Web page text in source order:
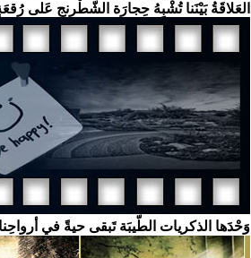
العَلاقَةُ بَيْنَنا تُشْبِهُ حِجارَة الشّطْرنج عَلى
وَحْدَها الذكريات الطّيبَة تَبقى حيةً في